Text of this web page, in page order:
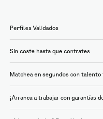
Perfiles Validados
Sin coste hasta que contrates
Matchea en segundos con talento
¡Arranca a trabajar con garantías